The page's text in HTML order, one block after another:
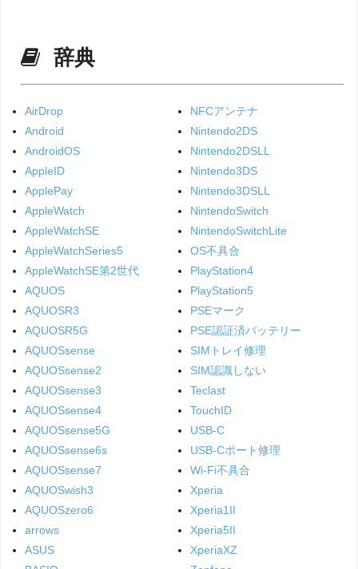
辞典
AirDrop
Android
AndroidOS
AppleID
ApplePay
AppleWatch
AppleWatchSE
AppleWatchSeries5
AppleWatchSE第2世代
AQUOS
AQUOSR3
AQUOSR5G
AQUOSsense
AQUOSsense2
AQUOSsense3
AQUOSsense4
AQUOSsense5G
AQUOSsense6s
AQUOSsense7
AQUOSwish3
AQUOSzero6
arrows
ASUS
NFCアンテナ
Nintendo2DS
Nintendo2DSLL
Nintendo3DS
Nintendo3DSLL
NintendoSwitch
NintendoSwitchLite
OS不具合
PlayStation4
PlayStation5
PSEマーク
PSE認証済バッテリー
SIMトレイ修理
SIM認識しない
Teclast
TouchID
USB-C
USB-Cポート修理
Wi-Fi不具合
Xperia
Xperia1II
Xperia5II
XperiaXZ